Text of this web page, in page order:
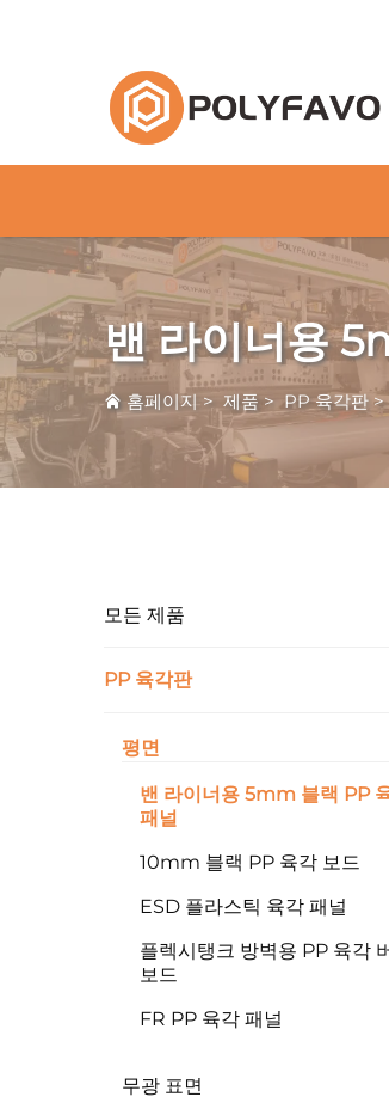
밴 라이너용
홈페이지 > 제품> PP 육각판
모든 제품
PP 육각판
평면
밴 라이너용 5mm 블랙 PP
패널
10mm 블랙 PP 육각 보드
ESD 플라스틱 육각 패널
플렉시탱크 방벽용 PP 육각
보드
FR PP 육각 패널
무광 표면